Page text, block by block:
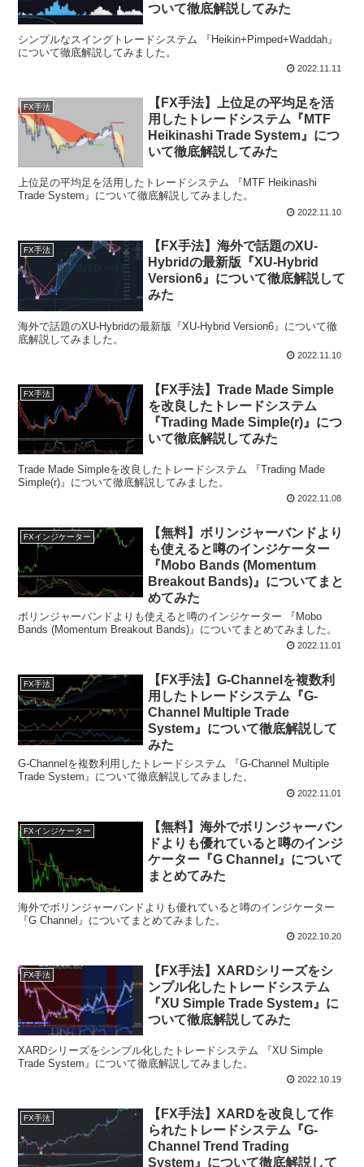
ついて徹底解説してみた
シンプルなスイングトレードシステム 『Heikin+Pimped+Waddah』
について徹底解説してみました。
2022.11.11
FX手法
【FX手法】上位足の平均足を活
用したトレードシステム『MTF
Heikinashi Trade System』につ
いて徹底解説してみた
上位足の平均足を活用したトレードシステム 『MTF Heikinashi
Trade System』について徹底解説してみました。
2022.11.10
FX手法
【FX手法】海外で話題のXU-
Hybridの最新版『XU-Hybrid
Version6』について徹底解説して
みた
海外で話題のXU-Hybridの最新版『XU-Hybrid Version6』について徹
底解説してみました。
2022.11.10
FX手法
【FX手法】Trade Made Simple
を改良したトレードシステム
『Trading Made Simple(r)』につ
いて徹底解説してみた
Trade Made Simpleを改良したトレードシステム 『Trading Made
Simple(r)』について徹底解説してみました。
2022.11.08
FXインジケーター
【無料】ボリンジャーバンドより
も使えると噂のインジケーター
『Mobo Bands (Momentum
Breakout Bands)』についてまと
めてみた
ボリンジャーバンドよりも使えると噂のインジケーター 『Mobo
Bands (Momentum Breakout Bands)』についてまとめてみました。
2022.11.01
FX手法
【FX手法】G-Channelを複数利
用したトレードシステム『G-
Channel Multiple Trade
System』について徹底解説して
みた
G-Channelを複数利用したトレードシステム 『G-Channel Multiple
Trade System』について徹底解説してみました。
2022.11.01
FXインジケーター
【無料】海外でボリンジャーバン
ドよりも優れていると噂のインジ
ケーター『G Channel』について
まとめてみた
海外でボリンジャーバンドよりも優れていると噂のインジケーター
『G Channel』についてまとめてみました。
2022.10.20
FX手法
【FX手法】XARDシリーズをシ
ンプル化したトレードシステム
『XU Simple Trade System』に
ついて徹底解説してみた
XARDシリーズをシンプル化したトレードシステム 『XU Simple
Trade System』について徹底解説してみました。
2022.10.19
FX手法
【FX手法】XARDを改良して作
られたトレードシステム『G-
Channel Trend Trading
System』について徹底解説して